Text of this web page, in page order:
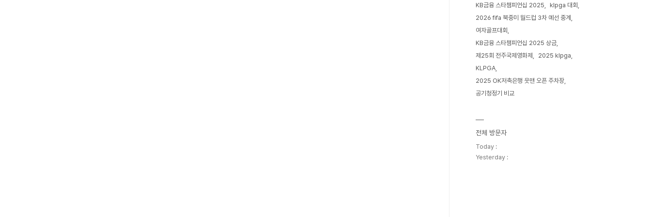
KB금융 스타챔피언십 2025
klpga 대회
2026 fifa 북중미 월드컵 3차 예선 중계
여자골프대회
KB금융 스타챔피언십 2025 상금
제25회 전주국제영화제
2025 klpga
KLPGA
2025 OK저축은행 읏맨 오픈 주차장
공기청정기 비교
전체 방문자
Today :
Yesterday :